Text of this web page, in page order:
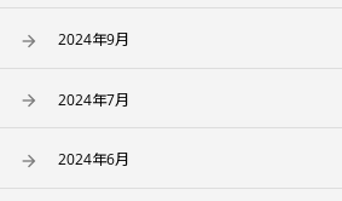
2024年9月
2024年7月
2024年6月